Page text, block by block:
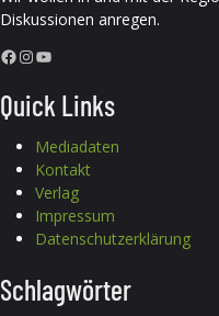
Diskussionen anregen.
Facebook InstagramYouTube
Quick Links
Mediadaten
Kontakt
Verlag
Impressum
Datenschutzerklärung
Schlagwörter